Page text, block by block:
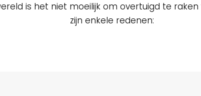
is het niet moeilijk om overtuigd te raken
zijn enkele redenen: